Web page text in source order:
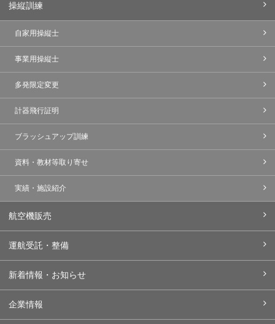
操縦訓練
自家用操縦士
事業用操縦士
多発限定変更
計器飛行証明
ブラッシュアップ訓練
資料・教材等取り寄せ
実績・施設紹介
航空機販売
運航受託・整備
新着情報・お知らせ
企業情報